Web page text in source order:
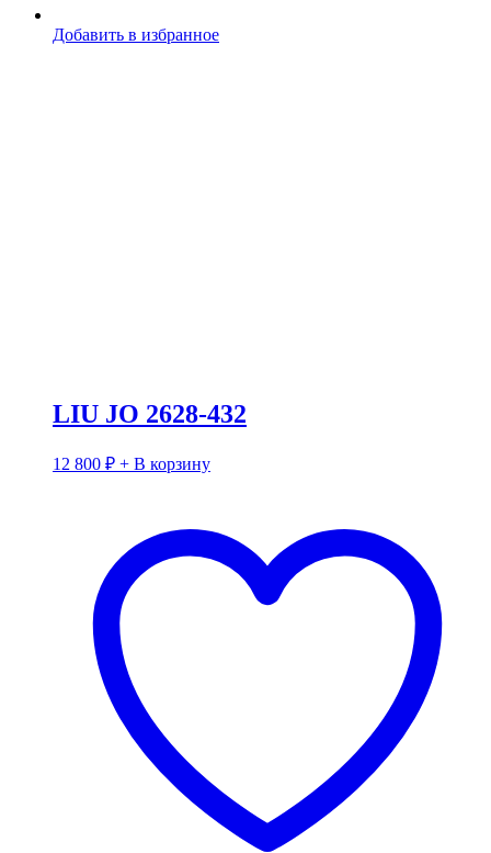
Добавить в избранное
LIU JO 2628-432
12 800 ₽ + В корзину